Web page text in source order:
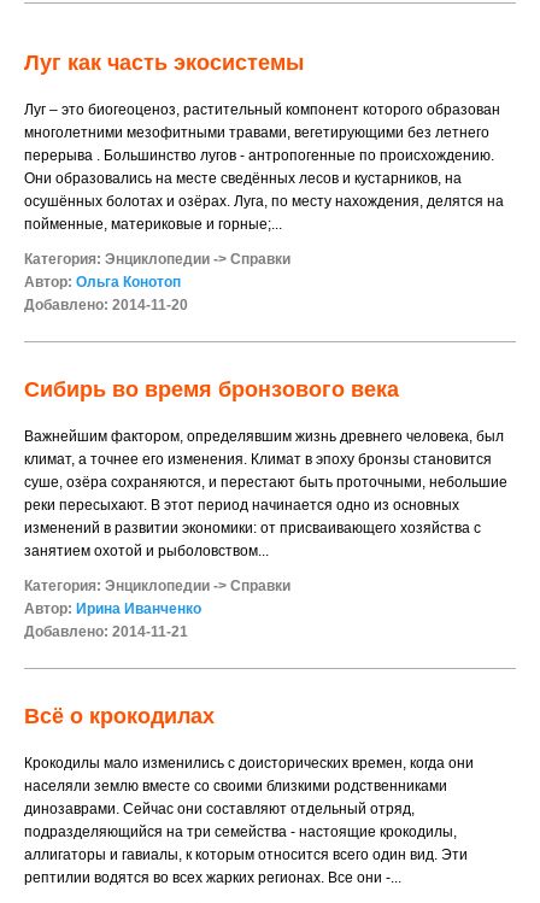
Луг как часть экосистемы
Луг – это биогеоценоз, растительный компонент которого образован
многолетними мезофитными травами, вегетирующими без летнего
перерыва . Большинство лугов - антропогенные по происхождению.
Они образовались на месте сведённых лесов и кустарников, на
осушённых болотах и озёрах. Луга, по месту нахождения, делятся на
пойменные, материковые и горные;...
Категория: Энциклопедии -> Справки
Автор: Ольга Конотоп
Добавлено: 2014-11-20
Сибирь во время бронзового века
Важнейшим фактором, определявшим жизнь древнего человека, был
климат, а точнее его изменения. Климат в эпоху бронзы становится
суше, озёра сохраняются, и перестают быть проточными, небольшие
реки пересыхают. В этот период начинается одно из основных
изменений в развитии экономики: от присваивающего хозяйства с
занятием охотой и рыболовством...
Категория: Энциклопедии -> Справки
Автор: Ирина Иванченко
Добавлено: 2014-11-21
Всё о крокодилах
Крокодилы мало изменились с доисторических времен, когда они
населяли землю вместе со своими близкими родственниками
динозаврами. Сейчас они составляют отдельный отряд,
подразделяющийся на три семейства - настоящие крокодилы,
аллигаторы и гавиалы, к которым относится всего один вид. Эти
рептилии водятся во всех жарких регионах. Все они -...